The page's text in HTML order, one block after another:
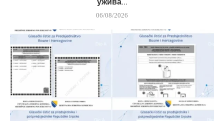
06/08/2026